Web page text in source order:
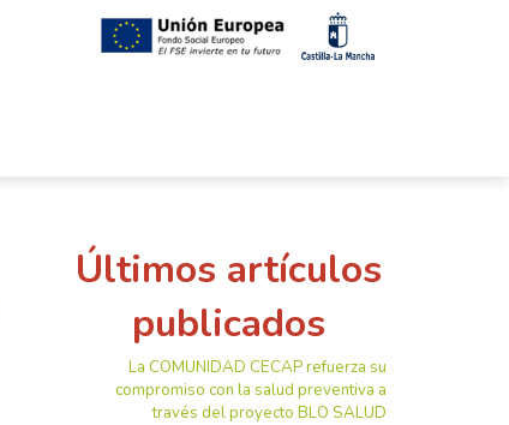
Últimos artículos
publicados
La COMUNIDAD CECAP refuerza su
compromiso con la salud preventiva a
través del proyecto BLO SALUD